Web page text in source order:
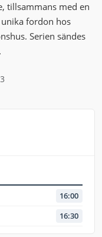
tillsammans med en
fordon hos
Serien sändes
16:00
16:30